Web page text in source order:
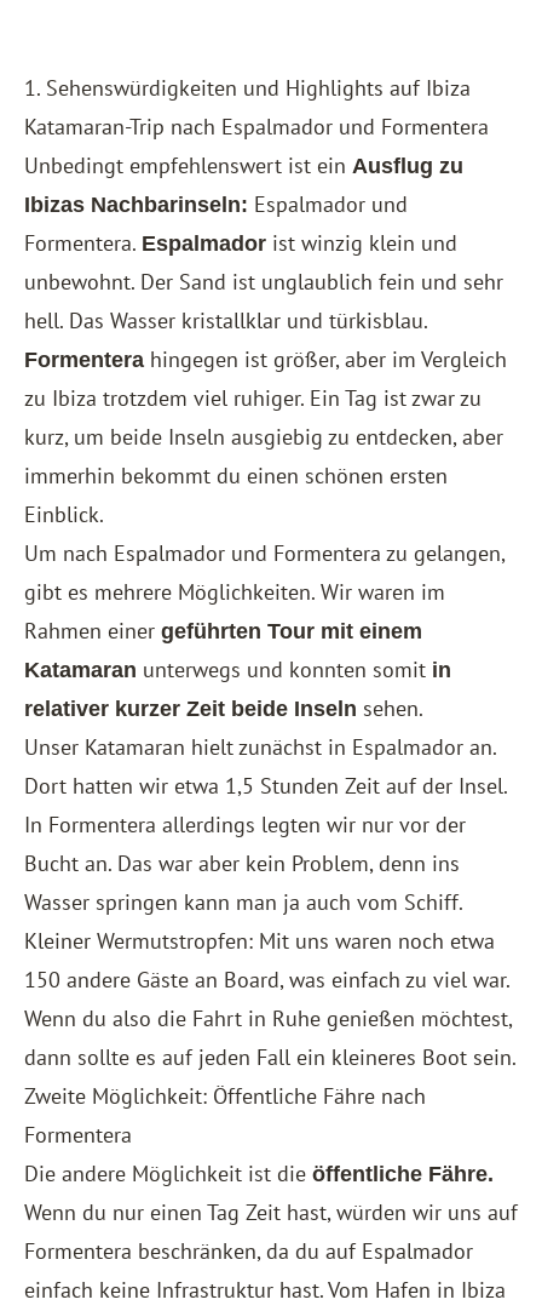
1. Sehenswürdigkeiten und Highlights auf Ibiza
Katamaran-Trip nach Espalmador und Formentera
Unbedingt empfehlenswert ist ein Ausflug zu
Ibizas Nachbarinseln: Espalmador und
Formentera. Espalmador ist winzig klein und
unbewohnt. Der Sand ist unglaublich fein und sehr
hell. Das Wasser kristallklar und türkisblau.
Formentera hingegen ist größer, aber im Vergleich
zu Ibiza trotzdem viel ruhiger. Ein Tag ist zwar zu
kurz, um beide Inseln ausgiebig zu entdecken, aber
immerhin bekommt du einen schönen ersten
Einblick.
Um nach Espalmador und Formentera zu gelangen,
gibt es mehrere Möglichkeiten. Wir waren im
Rahmen einer geführten Tour mit einem
Katamaran unterwegs und konnten somit in
relativer kurzer Zeit beide Inseln sehen.
Unser Katamaran hielt zunächst in Espalmador an.
Dort hatten wir etwa 1,5 Stunden Zeit auf der Insel.
In Formentera allerdings legten wir nur vor der
Bucht an. Das war aber kein Problem, denn ins
Wasser springen kann man ja auch vom Schiff.
Kleiner Wermutstropfen: Mit uns waren noch etwa
150 andere Gäste an Board, was einfach zu viel war.
Wenn du also die Fahrt in Ruhe genießen möchtest,
dann sollte es auf jeden Fall ein kleineres Boot sein.
Zweite Möglichkeit: Öffentliche Fähre nach
Formentera
Die andere Möglichkeit ist die öffentliche Fähre.
Wenn du nur einen Tag Zeit hast, würden wir uns auf
Formentera beschränken, da du auf Espalmador
einfach keine Infrastruktur hast. Vom Hafen in Ibiza